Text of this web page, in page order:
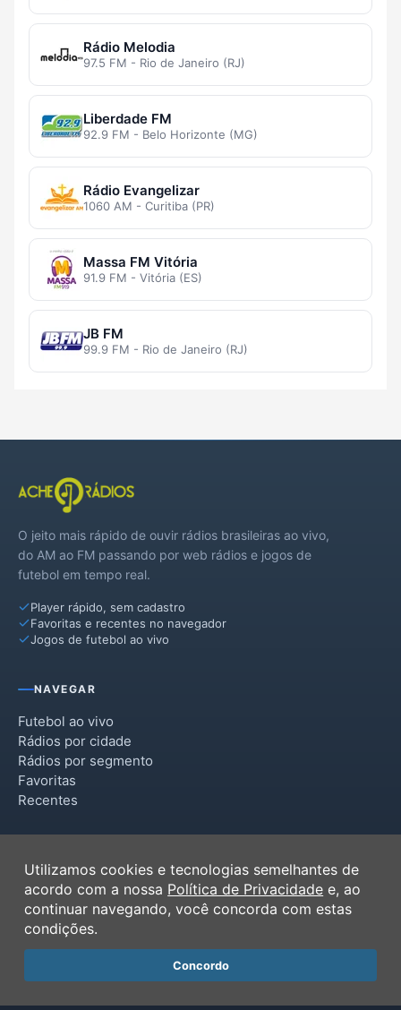
Rádio Melodia
97.5 FM - Rio de Janeiro (RJ)
Liberdade FM
92.9 FM - Belo Horizonte (MG)
Rádio Evangelizar
1060 AM - Curitiba (PR)
Massa FM Vitória
91.9 FM - Vitória (ES)
JB FM
99.9 FM - Rio de Janeiro (RJ)
O jeito mais rápido de ouvir rádios brasileiras ao vivo,
do AM ao FM passando por web rádios e jogos de
futebol em tempo real.
Player rápido, sem cadastro
Favoritas e recentes no navegador
Jogos de futebol ao vivo
NAVEGAR
Futebol ao vivo
Rádios por cidade
Rádios por segmento
Favoritas
Recentes
Termos de Uso
Política de Privacidade
Ferramentas
Contato
Utilizamos cookies e tecnologias semelhantes de
acordo com a nossa Política de Privacidade e, ao
continuar navegando, você concorda com estas
condições.
Concordo